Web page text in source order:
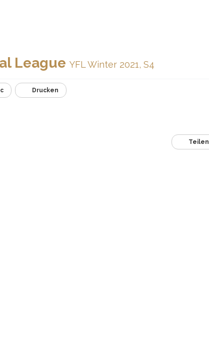
League YFL Winter 2021, S4
Drucken
Teilen